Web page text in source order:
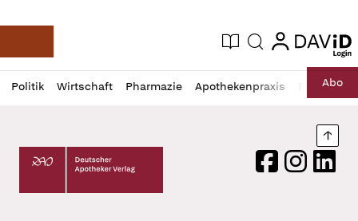
Deutsche Apotheker Zeitung
Aktuelle Ausgabe
Suche login
login
Politik Wirtschaft Pharmazie Apothekenpraxis RechtAbo
Profil
öffnen
Daz
Pur
Deutscher Apotheker Verlag Logo
FacebookInstagram